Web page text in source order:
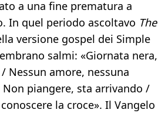
a una fine prematura a
In quel periodo ascoltavo The
versione gospel dei Simple
salmi: «Giornata nera,
Nessun amore, nessuna
piangere, sta arrivando /
la croce». Il Vangelo